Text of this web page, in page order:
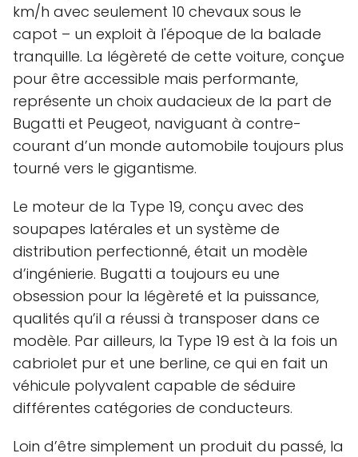
km/h avec seulement 10 chevaux sous le
capot – un exploit à l'époque de la balade
tranquille. La légèreté de cette voiture, conçue
pour être accessible mais performante,
représente un choix audacieux de la part de
Bugatti et Peugeot, naviguant à contre-
courant d’un monde automobile toujours plus
tourné vers le gigantisme.
Le moteur de la Type 19, conçu avec des
soupapes latérales et un système de
distribution perfectionné, était un modèle
d’ingénierie. Bugatti a toujours eu une
obsession pour la légèreté et la puissance,
qualités qu’il a réussi à transposer dans ce
modèle. Par ailleurs, la Type 19 est à la fois un
cabriolet pur et une berline, ce qui en fait un
véhicule polyvalent capable de séduire
différentes catégories de conducteurs.
Loin d’être simplement un produit du passé, la